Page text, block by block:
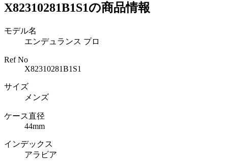
X82310281B1S1の商品情報
モデル名
エンデュランス プロ
Ref No
X82310281B1S1
サイズ
メンズ
ケース直径
44mm
インデックス
アラビア